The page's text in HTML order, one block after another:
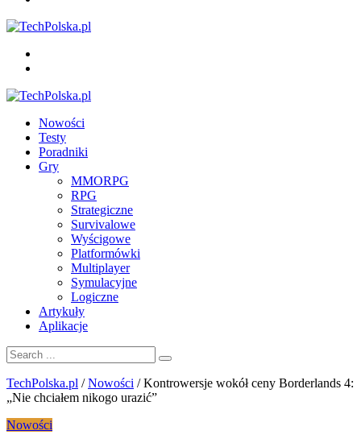
Nowości
Testy
Poradniki
Gry
MMORPG
RPG
Strategiczne
Survivalowe
Wyścigowe
Platformówki
Multiplayer
Symulacyjne
Logiczne
Artykuły
Aplikacje
TechPolska.pl /Nowości /Kontrowersje wokół ceny Borderlands 4:
„Nie chciałem nikogo urazić”
Nowości